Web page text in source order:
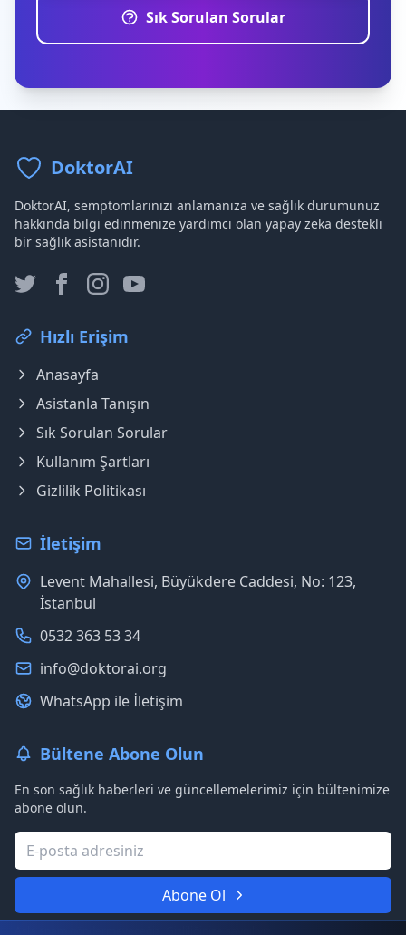
Sık Sorulan Sorular
DoktorAI
DoktorAI, semptomlarınızı anlamanıza ve sağlık durumunuz
hakkında bilgi edinmenize yardımcı olan yapay zeka destekli
bir sağlık asistanıdır.
Hızlı Erişim
Anasayfa
Asistanla Tanışın
Sık Sorulan Sorular
Kullanım Şartları
Gizlilik Politikası
İletişim
Levent Mahallesi, Büyükdere Caddesi, No: 123,
İstanbul
0532 363 53 34
info@doktorai.org
WhatsApp ile İletişim
Bültene Abone Olun
En son sağlık haberleri ve güncellemelerimiz için bültenimize
abone olun.
Abone Ol